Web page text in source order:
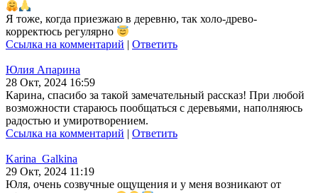
Я тоже, когда приезжаю в деревню, так холо-древо-
корректюсь регулярно
Ссылка на комментарий | Ответить
Юлия Апарина
28 Окт, 2024 16:59
Карина, спасибо за такой замечательный рассказ! При любой
возможности стараюсь пообщаться с деревьями, наполняюсь
радостью и умиротворением.
Ссылка на комментарий | Ответить
Karina_Galkina
29 Окт, 2024 11:19
Юля, очень созвучные ощущения и у меня возникают от